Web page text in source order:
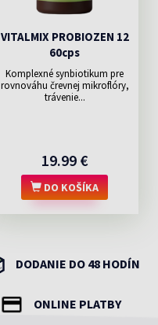
VITALMIX PROBIOZEN 12
60cps
Komplexné synbiotikum pre
rovnováhu črevnej mikroflóry,
trávenie...
19.99 €
DO KOŠÍKA
DODANIE DO 48 HODÍN
ONLINE PLATBY